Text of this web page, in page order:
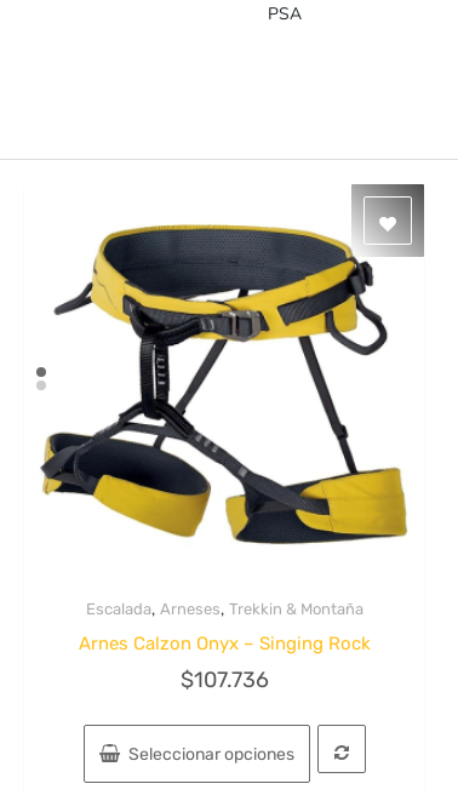
PSA
Escalada, Arneses, Trekkin & Montaña
Arnes Calzon Onyx – Singing Rock
$107.736
Seleccionar opciones
Este
producto
tiene